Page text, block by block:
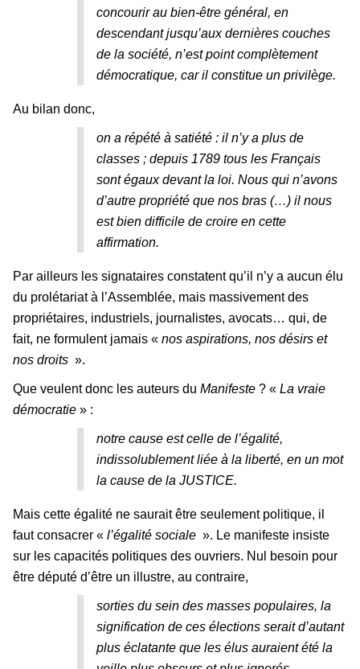
concourir au bien-être général, en
descendant jusqu’aux dernières couches
de la société, n’est point complètement
démocratique, car il constitue un privilège.
Au bilan donc,
on a répété à satiété : il n’y a plus de
classes ; depuis 1789 tous les Français
sont égaux devant la loi. Nous qui n’avons
d’autre propriété que nos bras (…) il nous
est bien difficile de croire en cette
affirmation.
Par ailleurs les signataires constatent qu’il n’y a aucun élu
du prolétariat à l’Assemblée, mais massivement des
propriétaires, industriels, journalistes, avocats… qui, de
fait, ne formulent jamais « nos aspirations, nos désirs et
nos droits ».
Que veulent donc les auteurs du Manifeste ? « La vraie
démocratie » :
notre cause est celle de l’égalité,
indissolublement liée à la liberté, en un mot
la cause de la JUSTICE.
Mais cette égalité ne saurait être seulement politique, il
faut consacrer « l’égalité sociale ». Le manifeste insiste
sur les capacités politiques des ouvriers. Nul besoin pour
être député d’être un illustre, au contraire,
sorties du sein des masses populaires, la
signification de ces élections serait d’autant
plus éclatante que les élus auraient été la